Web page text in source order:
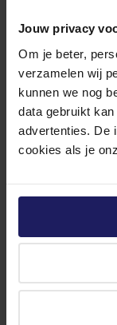
Jouw privacy
Om je beter,
verzamelen wij
kunnen we nog
data gebruikt
advertenties. De
cookies als je
tot 17.00 uur en op